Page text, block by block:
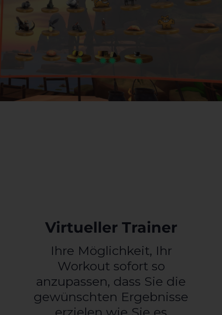
Virtueller Trainer
Ihre Möglichkeit, Ihr
Workout sofort so
anzupassen, dass Sie die
gewünschten Ergebnisse